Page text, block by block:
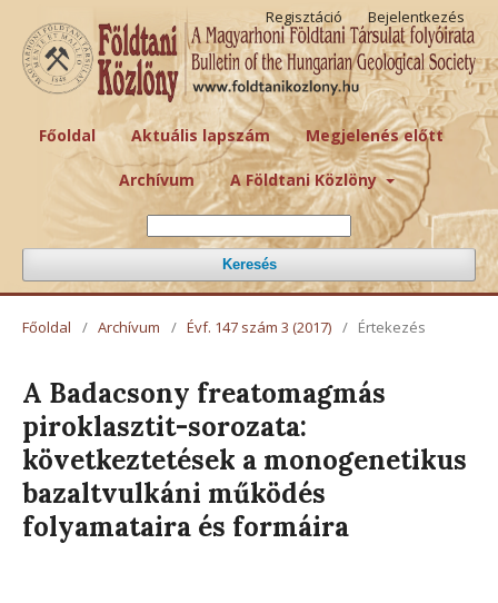
Főoldal Aktuális lapszám Megjelenés előtt
Archívum A Földtani Közlöny
Keresés
Regisztáció Bejelentkezés
Főoldal / Archívum / Évf. 147 szám 3 (2017) / Értekezés
A Badacsony freatomagmás
piroklasztit-sorozata:
következtetések a monogenetikus
bazaltvulkáni működés
folyamataira és formáira